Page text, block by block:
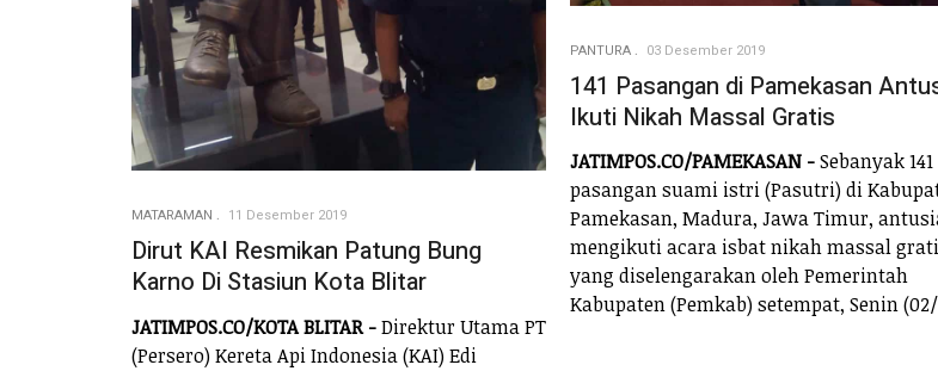
MATARAMAN 11 Desember 2019
Dirut KAI Resmikan Patung Bung
Karno Di Stasiun Kota Blitar
JATIMPOS.CO/KOTA BLITAR -Direktur Utama PT
(Persero) Kereta Api Indonesia (KAI) Edi
PANTURA 03 Desember 2019
141 Pasangan di Pamekasan
Ikuti Nikah Massal Gratis
JATIMPOS.CO/PAMEKASAN -Sebanyak 141
pasangan suami istri (Pasutri) di
Pamekasan, Madura, Jawa Timur,
mengikuti acara isbat nikah massal
yang diselengarakan oleh Pemerintah
Kabupaten (Pemkab) setempat, Senin (02/